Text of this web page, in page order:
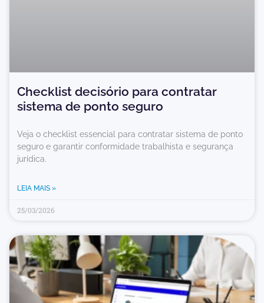
Checklist decisório para contratar
sistema de ponto seguro
Veja o checklist essencial para contratar sistema de ponto
seguro e garantir conformidade trabalhista e segurança
jurídica.
LEIA MAIS »
25/03/2026